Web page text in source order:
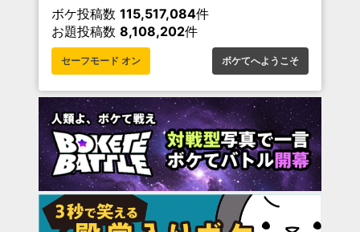
ボケ投稿数 115,517,084件
お題投稿数 8,108,202件
セーフモード オン ボケてへようこそ